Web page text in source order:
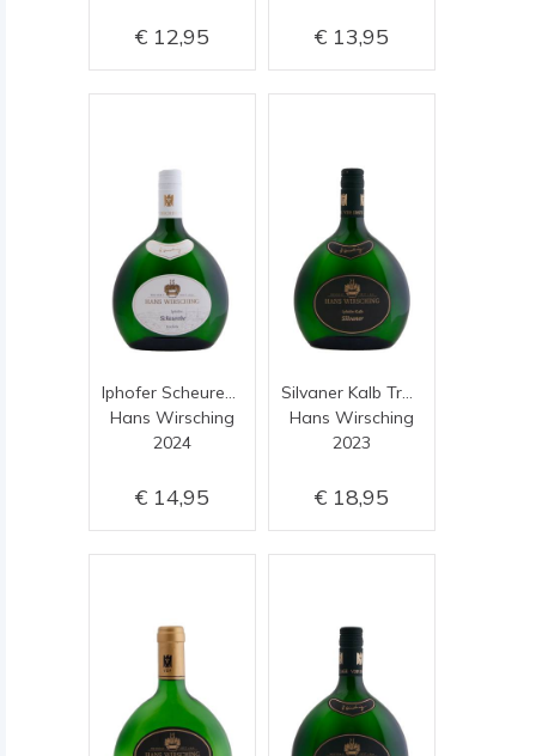
12,95 13,95
Hans Wirsching
2024
14,95
Hans Wirsching
2023
18,95